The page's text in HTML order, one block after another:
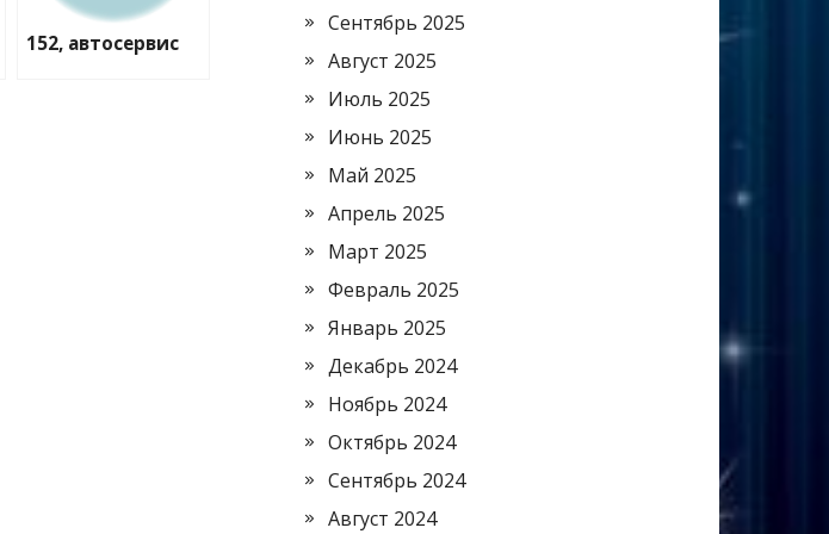
152, автосервис
Сентябрь 2025
Август 2025
Июль 2025
Июнь 2025
Май 2025
Апрель 2025
Март 2025
Февраль 2025
Январь 2025
Декабрь 2024
Ноябрь 2024
Октябрь 2024
Сентябрь 2024
Август 2024